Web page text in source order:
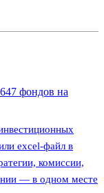
647 фондов на
excel-файл в
комиссии,
— в одном месте